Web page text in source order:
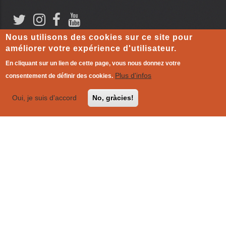
Comitè coordinador
Nous utilisons des cookies sur ce site pour
améliorer votre expérience d'utilisateur.
En cliquant sur un lien de cette page, vous nous donnez votre
consentement de définir des cookies. Plus d'infos
Oui, je suis d'accord No, gràcies!